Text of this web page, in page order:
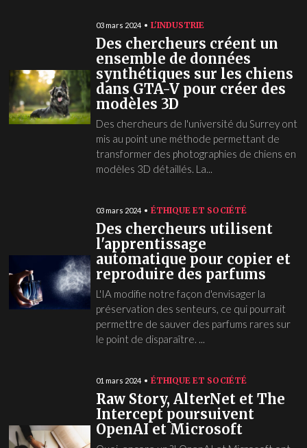
03 mars 2024 L'INDUSTRIE
Des chercheurs créent un
ensemble de données
synthétiques sur les chiens
dans GTA-V pour créer des
modèles 3D
Des chercheurs de l'université du Surrey ont
mis au point une méthode permettant de
transformer des photographies de chiens en
modèles 3D détaillés. La...
03 mars 2024 ÉTHIQUE ET SOCIÉTÉ
Des chercheurs utilisent
l'apprentissage
automatique pour copier et
reproduire des parfums
L'IA modifie notre façon d'envisager la
préservation des senteurs, ce qui pourrait
permettre de sauver des parfums rares sur
le point de disparaître. ...
01 mars 2024 ÉTHIQUE ET SOCIÉTÉ
Raw Story, AlterNet et The
Intercept poursuivent
OpenAI et Microsoft